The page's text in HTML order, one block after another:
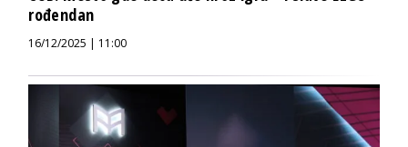
rođendan
16/12/2025 | 11:00